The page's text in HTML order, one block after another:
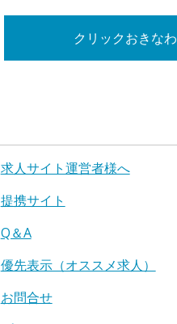
クリックおきなわ
求人サイト運営者様へ
提携サイト
Q＆A
優先表示（オススメ求人）
お問合せ